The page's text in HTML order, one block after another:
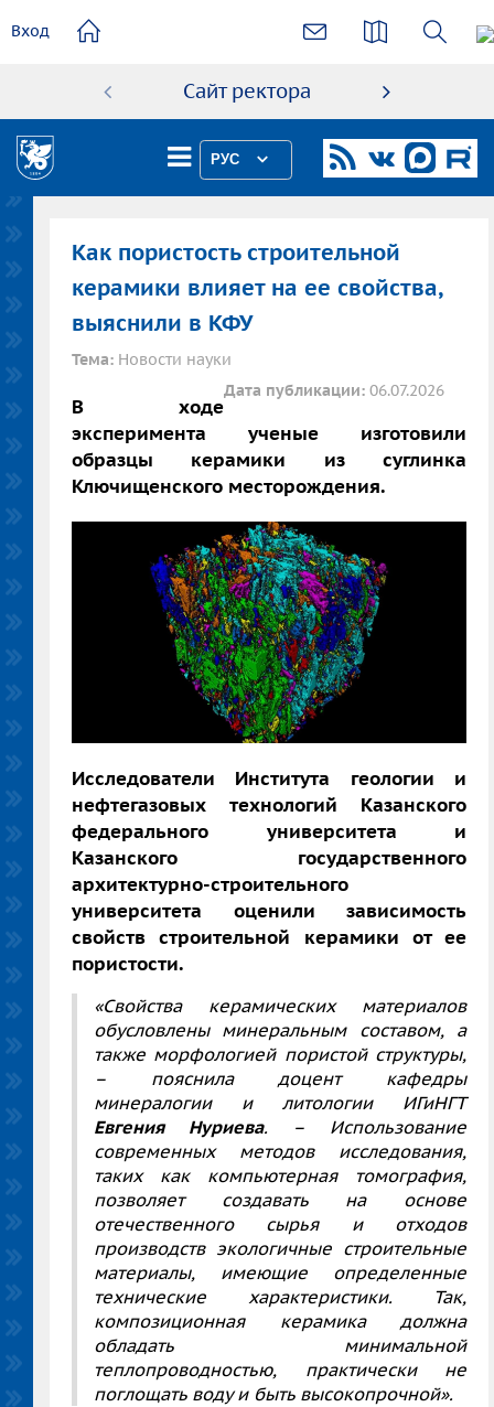
содержанию
Вход
Сайт ректора
РУС
Как пористость строительной
керамики влияет на ее свойства,
выяснили в КФУ
Тема: Новости науки
Дата публикации: 06.07.2026
В ходе
эксперимента ученые изготовили
образцы керамики из суглинка
Ключищенского месторождения.
Исследователи Института геологии и
нефтегазовых технологий Казанского
федерального университета и
Казанского государственного
архитектурно-строительного
университета оценили зависимость
свойств строительной керамики от ее
пористости.
«Cвойства керамических материалов
обусловлены минеральным составом, а
также морфологией пористой структуры,
– пояснила доцент кафедры
минералогии и литологии ИГиНГТ
Евгения Нуриева. – Использование
современных методов исследования,
таких как компьютерная томография,
позволяет создавать на основе
отечественного сырья и отходов
производств экологичные строительные
материалы, имеющие определенные
технические характеристики. Так,
композиционная керамика должна
обладать минимальной
теплопроводностью, практически не
поглощать воду и быть высокопрочной».